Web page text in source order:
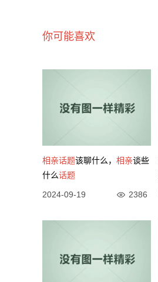
你可能喜欢
相亲话题该聊什么， 相亲谈些
什么话题
2024-09-19 2386